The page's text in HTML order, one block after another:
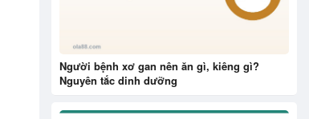
Người bệnh xơ gan nên ăn gì, kiêng gì?
Nguyên tắc dinh dưỡng